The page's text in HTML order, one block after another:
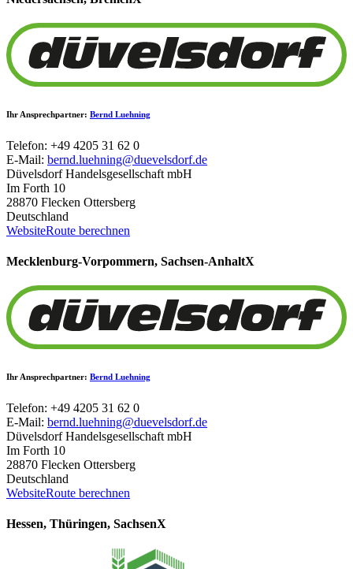
Ihr Ansprechpartner: Bernd Luehning
Telefon: +49 4205 31 62 0
E-Mail: bernd.luehning@duevelsdorf.de
Düvelsdorf Handelsgesellschaft mbH
Im Forth 10
28870 Flecken Ottersberg
Deutschland
WebsiteRoute berechnen
Mecklenburg-Vorpommern, Sachsen-AnhaltX
Ihr Ansprechpartner: Bernd Luehning
Telefon: +49 4205 31 62 0
E-Mail: bernd.luehning@duevelsdorf.de
Düvelsdorf Handelsgesellschaft mbH
Im Forth 10
28870 Flecken Ottersberg
Deutschland
WebsiteRoute berechnen
Hessen, Thüringen, SachsenX